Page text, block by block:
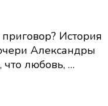
История
Александры
что любовь, …